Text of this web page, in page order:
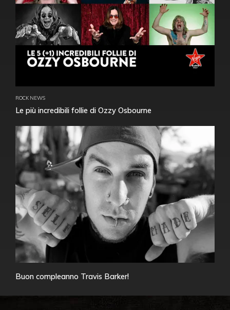
ROCK NEWS
Le più incredibili follie di Ozzy Osbourne
Buon compleanno Travis Barker!